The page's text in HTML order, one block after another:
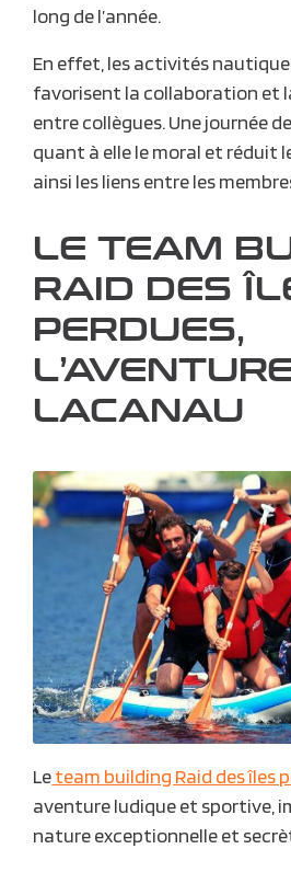
long de l’année.
En effet, les activités
favorisent la collaboration et
entre collègues. Une journée
quant à elle le moral et réduit
ainsi les liens entre les
LE TEAM
RAID DES
PERDUES,
LACANAU
Leteam building Raid des îles
aventure ludique et sportive,
nature exceptionnelle et